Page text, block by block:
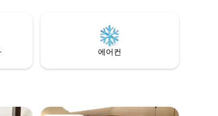
푸, 세탁 세제, 커피) 포함
에어컨